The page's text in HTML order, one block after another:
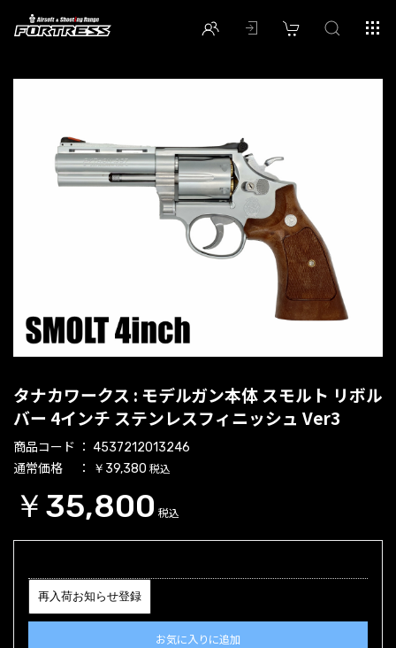
タナカワークス : モデルガン本体 スモルト リボル
バー 4インチ ステンレスフィニッシュ Ver3
商品コード 4537212013246
通常価格 ￥39,380 税込
￥35,800 税込
再入荷お知らせ登録
お気に入りに追加